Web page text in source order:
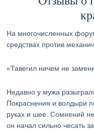
На многочисленных
средствах против
«Тавегил ничем не
Недавно у мужа
Покраснения и волдыри
руках и шее. Сомнений
он начал сильно чесать